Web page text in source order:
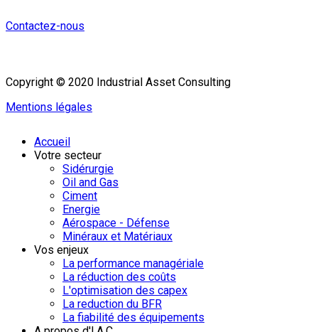
Contactez-nous
Copyright © 2020 Industrial Asset Consulting
Mentions légales
Accueil
Votre secteur
Sidérurgie
Oil and Gas
Ciment
Energie
Aérospace - Défense
Minéraux et Matériaux
Vos enjeux
La performance managériale
La réduction des coûts
L'optimisation des capex
La reduction du BFR
La fiabilité des équipements